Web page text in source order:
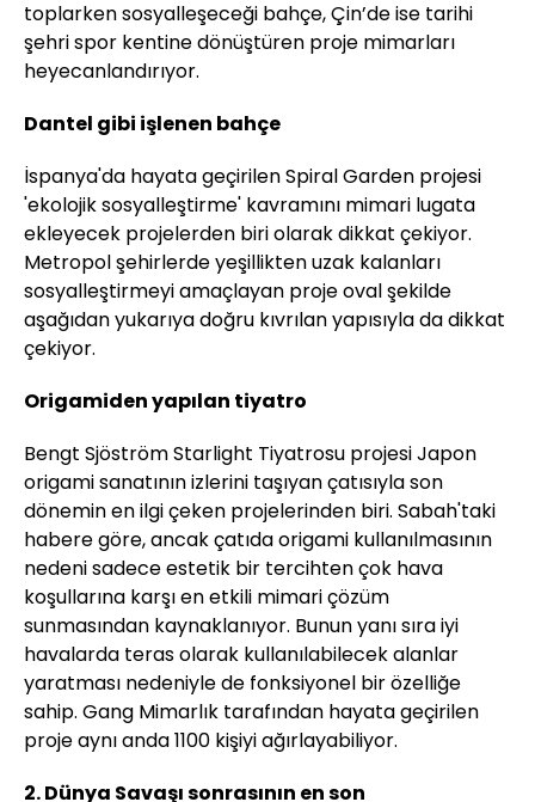
toplarken sosyalleşeceği bahçe, Çin’de ise tarihi
şehri spor kentine dönüştüren proje mimarları
heyecanlandırıyor.
Dantel gibi işlenen bahçe
İspanya'da hayata geçirilen Spiral Garden projesi
'ekolojik sosyalleştirme' kavramını mimari lugata
ekleyecek projelerden biri olarak dikkat çekiyor.
Metropol şehirlerde yeşillikten uzak kalanları
sosyalleştirmeyi amaçlayan proje oval şekilde
aşağıdan yukarıya doğru kıvrılan yapısıyla da dikkat
çekiyor.
Origamiden yapılan tiyatro
Bengt Sjöström Starlight Tiyatrosu projesi Japon
origami sanatının izlerini taşıyan çatısıyla son
dönemin en ilgi çeken projelerinden biri. Sabah'taki
habere göre, ancak çatıda origami kullanılmasının
nedeni sadece estetik bir tercihten çok hava
koşullarına karşı en etkili mimari çözüm
sunmasından kaynaklanıyor. Bunun yanı sıra iyi
havalarda teras olarak kullanılabilecek alanlar
yaratması nedeniyle de fonksiyonel bir özelliğe
sahip. Gang Mimarlık tarafından hayata geçirilen
proje aynı anda 1100 kişiyi ağırlayabiliyor.
2. Dünya Savaşı sonrasının en son